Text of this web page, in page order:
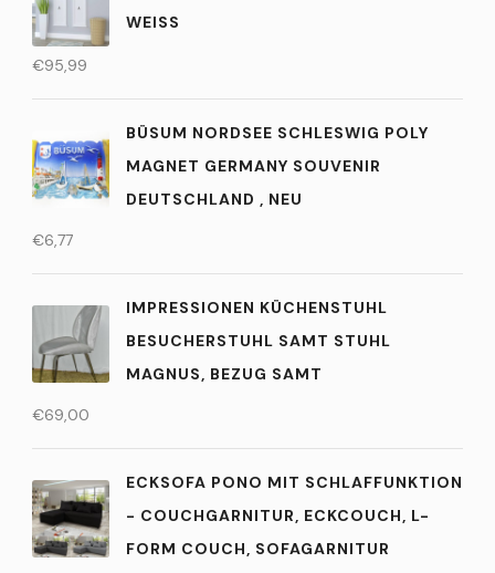
WEISS
€95,99
BÜSUM NORDSEE SCHLESWIG POLY
MAGNET GERMANY SOUVENIR
DEUTSCHLAND , NEU
€6,77
IMPRESSIONEN KÜCHENSTUHL
BESUCHERSTUHL SAMT STUHL
MAGNUS, BEZUG SAMT
€69,00
ECKSOFA PONO MIT SCHLAFFUNKTION
- COUCHGARNITUR, ECKCOUCH, L-
FORM COUCH, SOFAGARNITUR